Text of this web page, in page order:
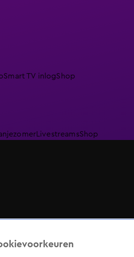
Smart TV inlogShop
LivestreamsShop